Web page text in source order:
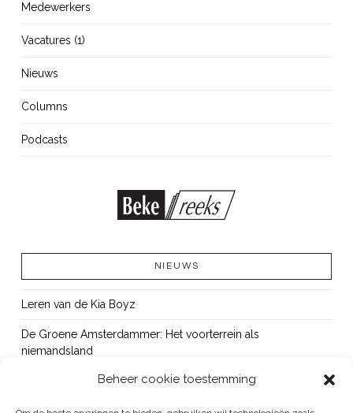
Beheer cookie toestemming
Medewerkers
Vacatures (1)
Nieuws
Columns
Podcasts
NIEUWS
Leren van de Kia Boyz
De Groene Amsterdammer: Het voorterrein als
niemandsland
Cursus Wapens op school: signaleren, duiden en handelen